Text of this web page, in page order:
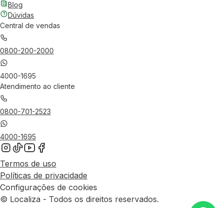
Blog
Dúvidas
Central de vendas
0800-200-2000
4000-1695
Atendimento ao cliente
0800-701-2523
4000-1695
Termos de uso
Políticas de privacidade
Configurações de cookies
© Localiza - Todos os direitos reservados.